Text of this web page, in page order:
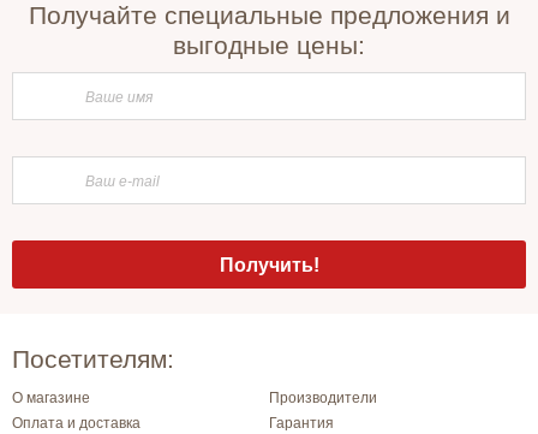
Получайте специальные предложения и
выгодные цены:
Посетителям:
О магазине
Производители
Оплата и доставка
Гарантия